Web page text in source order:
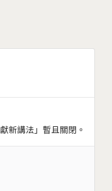
新講法」暫且關閉。